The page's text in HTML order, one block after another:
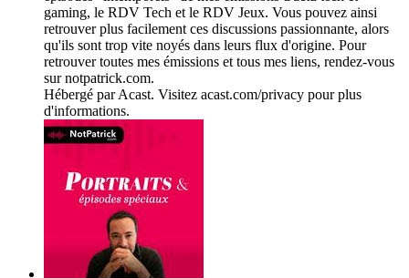
gaming, le RDV Tech et le RDV Jeux. Vous pouvez ainsi
retrouver plus facilement ces discussions passionnante, alors
qu'ils sont trop vite noyés dans leurs flux d'origine. Pour
retrouver toutes mes émissions et tous mes liens, rendez-vous
sur notpatrick.com.
Hébergé par Acast. Visitez acast.com/privacy pour plus
d'informations.